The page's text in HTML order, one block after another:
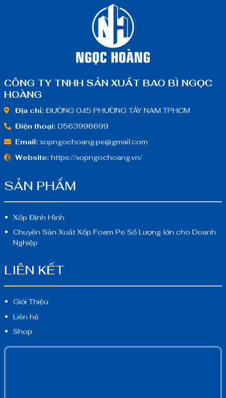
CÔNG TY TNHH SẢN XUẤT BAO BÌ NGỌC
HOÀNG
Địa chỉ: ĐƯỜNG 045 PHƯỜNG TÂY NAM TPHCM
Điện thoại: 0563996699
Email: xopngochoang.pe@gmail.com
Website: https://xopngochoang.vn/
SẢN PHẨM
Xốp Định Hình
Chuyên Sản Xuất Xốp Foam Pe Số Lượng lớn cho Doanh
Nghiệp
LIÊN KẾT
Giới Thiệu
Liên hệ
Shop